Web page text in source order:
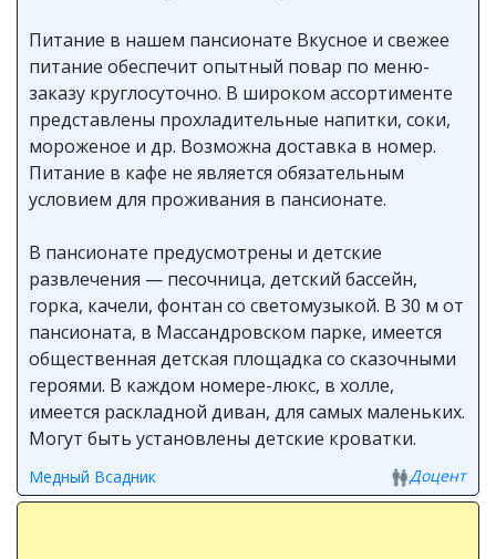
Питание в нашем пансионате Вкусное и свежее
питание обеспечит опытный повар по меню-
заказу круглосуточно. В широком ассортименте
представлены прохладительные напитки, соки,
мороженое и др. Возможна доставка в номер.
Питание в кафе не является обязательным
условием для проживания в пансионате.
В пансионате предусмотрены и детские
развлечения — песочница, детский бассейн,
горка, качели, фонтан со светомузыкой. В 30 м от
пансионата, в Массандровском парке, имеется
общественная детская площадка со сказочными
героями. В каждом номере-люкс, в холле,
имеется раскладной диван, для самых маленьких.
Могут быть установлены детские кроватки.
Медный Всадник Доцент